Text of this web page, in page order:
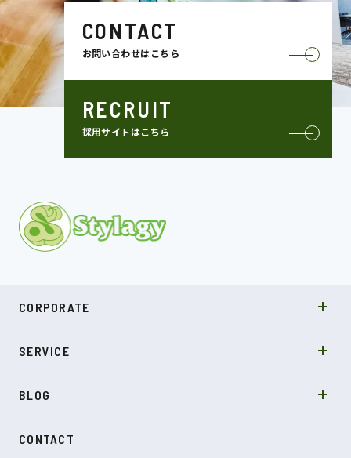
CONTACT
お問い合わせはこちら
RECRUIT
採用サイトはこちら
CORPORATE
COMPANY
NEWS
SERVICE
受託開発
BLOG
SDGs
CONTACT